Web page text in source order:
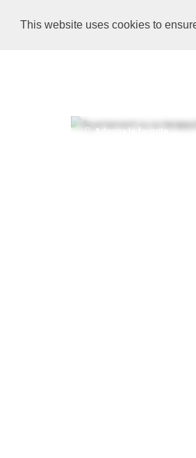
This website uses cookies to
Adauga la favorite